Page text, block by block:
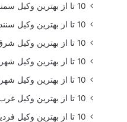
10 تا از بهترین وکیل سمنان 🥇【آپدیت جدید】
10 تا از بهترین وکیل سنندج 🥇【آپدیت جدید】
10 تا از بهترین وکیل شرق تهران 🥇【آپدیت جدید】
10 تا از بهترین وکیل شهر قدس 🥇【آپدیت جدید】
10 تا از بهترین وکیل شهرکرد 🥇【آپدیت جدید】
10 تا از بهترین وکیل غرب تهران 🥇【آپدیت جدید】
10 تا از بهترین وکیل فردیس 🥇【آپدیت جدید】